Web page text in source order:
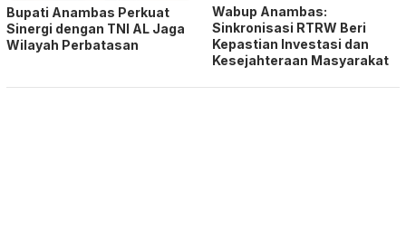
Bupati Anambas Perkuat
Sinergi dengan TNI AL Jaga
Wilayah Perbatasan
Wabup Anambas:
Sinkronisasi RTRW Beri
Kepastian Investasi dan
Kesejahteraan Masyarakat